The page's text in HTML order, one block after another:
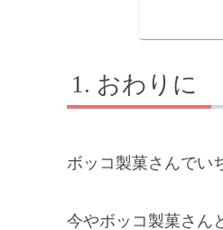
おわりに
ボッコ製菓さんでい
今やボッコ製菓さん